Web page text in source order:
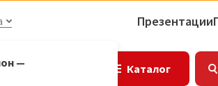
—
Презентации
Каталог